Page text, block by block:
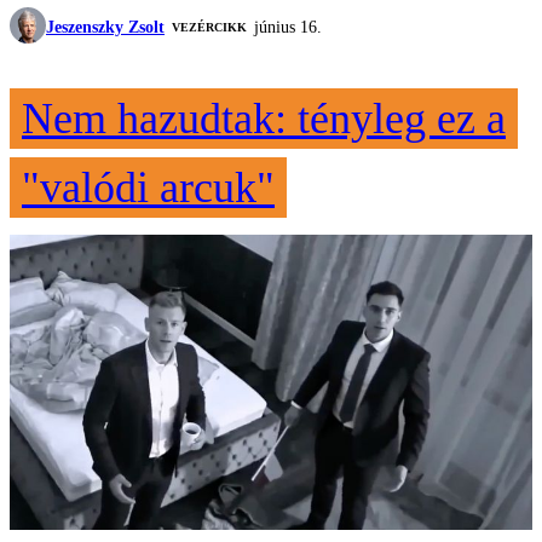
Jeszenszky Zsolt VEZÉRCIKK június 16.
Nem hazudtak: tényleg ez a
"valódi arcuk"